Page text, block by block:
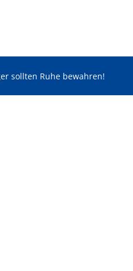
sollten Ruhe bewahren!